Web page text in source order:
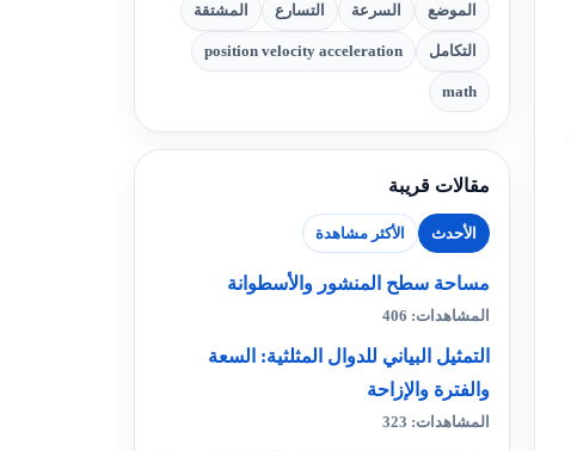
الموضع السرعة التسارع المشتقة
التكامل position velocity acceleration
math
مقالات قريبة
الأحدث الأكثر مشاهدة
مساحة سطح المنشور والأسطوانة
المشاهدات: 406
التمثيل البياني للدوال المثلثية: السعة
والفترة والإزاحة
المشاهدات: 323